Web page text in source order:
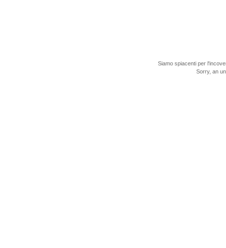
Siamo spiacenti per
Sorry, an